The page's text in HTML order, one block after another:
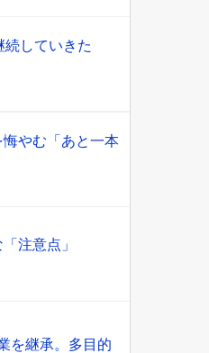
していきた
やむ「あと一本
注意点」
を継承。多目的